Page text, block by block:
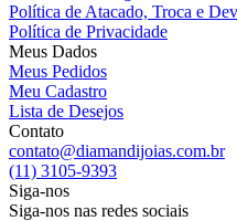
Política de Atacado, Troca e
Política de Privacidade
Meus Dados
Meus Pedidos
Meu Cadastro
Lista de Desejos
Contato
contato@diamandijoias.com.br
(11) 3105-9393
Siga-nos
Siga-nos nas redes sociais